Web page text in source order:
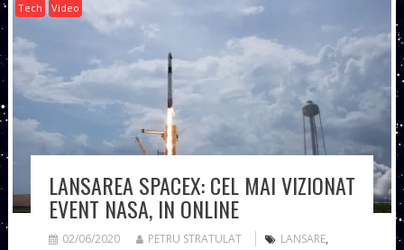
Tech Video
LANSAREA SPACEX: CEL MAI VIZIONAT
EVENT NASA, IN ONLINE
02/06/2020 PETRU STRATULAT LANSARE,